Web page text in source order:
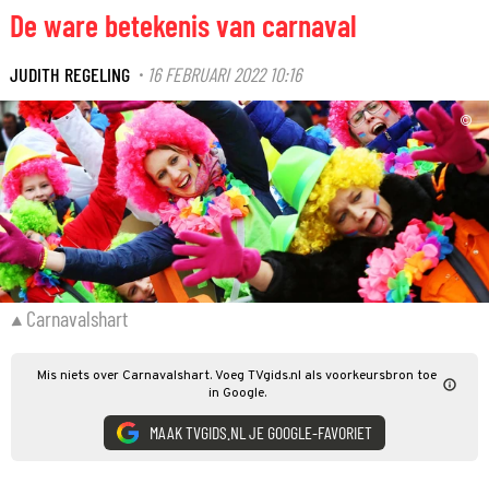
De ware betekenis van carnaval
JUDITH REGELING · 16 FEBRUARI 2022 10:16
©
Carnavalshart
Mis niets over Carnavalshart. Voeg TVgids.nl als voorkeursbron toe
in Google.
MAAK TVGIDS.NL JE GOOGLE-FAVORIET